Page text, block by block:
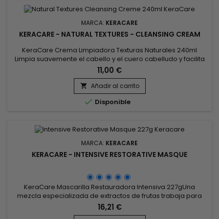
MARCA: KERACARE
KERACARE - NATURAL TEXTURES - CLEANSING CREAM
KeraCare Crema Limpiadora Texturas Naturales 240ml
Limpia suavemente el cabello y el cuero cabelludo y facilita
el peinado, un lavado de rizos humectante sin sulfatos con
ingredientes botánicos de Amla, Neem y Shikakai
(ayurvédicos) además de aceites de Argán y Abisinio.
11,00 €
 Añadir al carrito
 Disponible
MARCA: KERACARE
KERACARE - INTENSIVE RESTORATIVE MASQUE
KeraCare Mascarilla Restauradora Intensiva 227gUna
mezcla especializada de extractos de frutas trabaja para
mejorar la elasticidad, ayudando al cabello a resistir el
peinado sin sufrir más daños. Sella, alisa y aprieta las
16,21 €